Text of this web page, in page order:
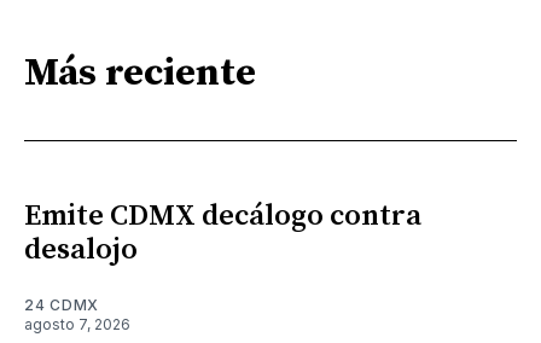
Más reciente
Emite CDMX decálogo contra
desalojo
24 CDMX
agosto 7, 2026